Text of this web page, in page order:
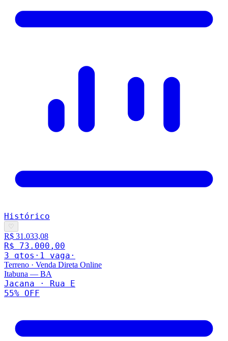
Histórico
♡
R$ 31.033,08
R$ 73.000,00
3 qtos · 1 vaga ·
Terreno · Venda Direta Online
Itabuna — BA
Jacana · Rua E
55% OFF